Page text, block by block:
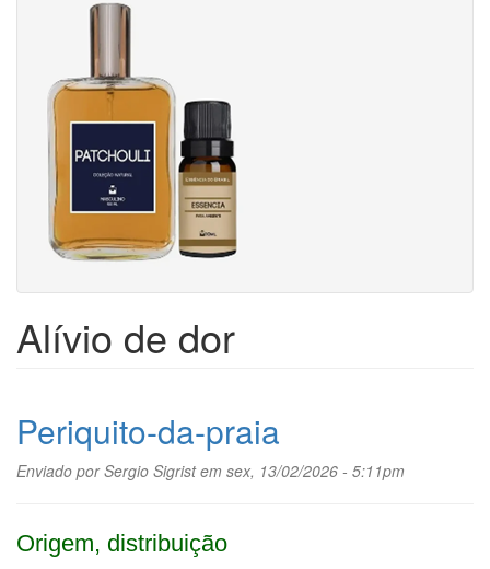
Alívio de dor
Periquito-da-praia
Enviado porSergio Sigristem sex, 13/02/2026 - 5:11pm
Origem, distribuição